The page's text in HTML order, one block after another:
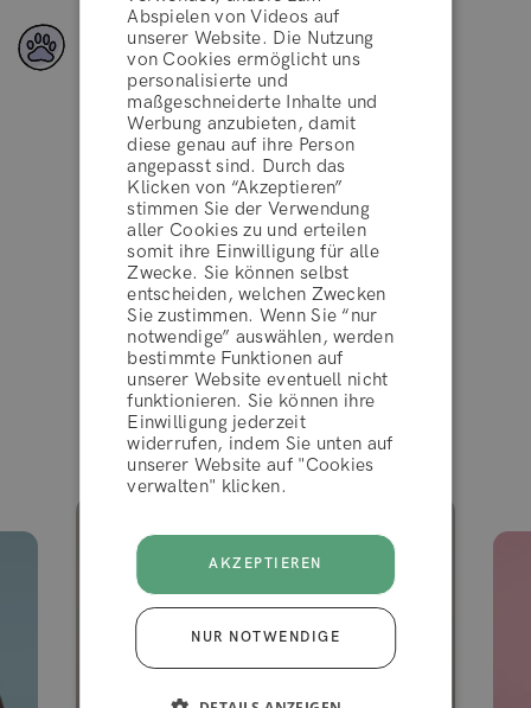
Vegane Inhaltsstoffe
Hervorragend
4.2 von 5 10.000+ Bewertungen
auf
Gesehen in
AGBs
ABLEHNEN
AKZEPTIEREN
Abspielen von Videos auf
unserer Website. Die Nutzung
von Cookies ermöglicht uns
personalisierte und
maßgeschneiderte Inhalte und
Werbung anzubieten, damit
diese genau auf ihre Person
angepasst sind. Durch das
Klicken von “Akzeptieren”
stimmen Sie der Verwendung
aller Cookies zu und erteilen
somit ihre Einwilligung für alle
Zwecke. Sie können selbst
entscheiden, welchen Zwecken
Sie zustimmen. Wenn Sie “nur
notwendige” auswählen, werden
bestimmte Funktionen auf
unserer Website eventuell nicht
funktionieren. Sie können ihre
Einwilligung jederzeit
widerrufen, indem Sie unten auf
unserer Website auf "Cookies
verwalten" klicken.
AKZEPTIEREN
NUR NOTWENDIGE